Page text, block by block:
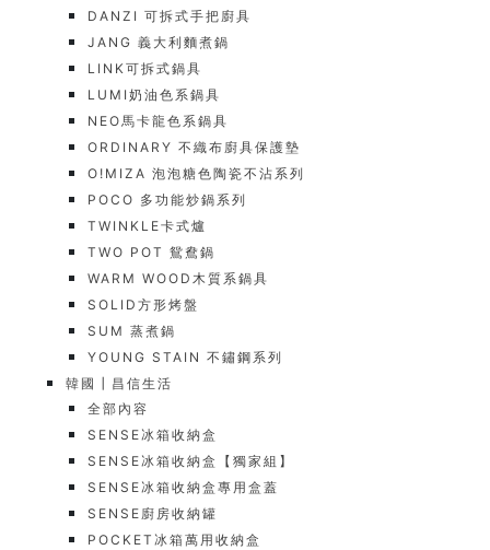
DANZI 可拆式手把廚具
JANG 義大利麵煮鍋
LINK可拆式鍋具
LUMI奶油色系鍋具
NEO馬卡龍色系鍋具
ORDINARY 不織布廚具保護墊
O!MIZA 泡泡糖色陶瓷不沾系列
POCO 多功能炒鍋系列
TWINKLE卡式爐
TWO POT 鴛鴦鍋
WARM WOOD木質系鍋具
SOLID方形烤盤
SUM 蒸煮鍋
YOUNG STAIN 不鏽鋼系列
韓國┃昌信生活
全部內容
SENSE冰箱收納盒
SENSE冰箱收納盒【獨家組】
SENSE冰箱收納盒專用盒蓋
SENSE廚房收納罐
POCKET冰箱萬用收納盒